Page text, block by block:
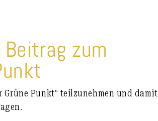
zum
Grüne Punkt“ teilzunehmen und damit